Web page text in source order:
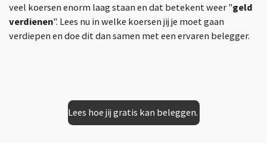
veel koersen enorm laag staan en dat betekent weer "geld
verdienen". Lees nu in welke koersen jij je moet gaan
verdiepen en doe dit dan samen met een ervaren belegger.
Lees hoe jij gratis kan beleggen.